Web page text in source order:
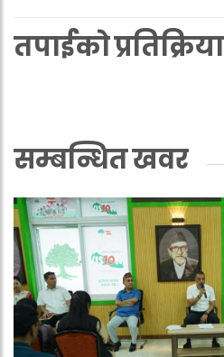
तपाईको प्रतिक्रिया
सम्बन्धित खवर